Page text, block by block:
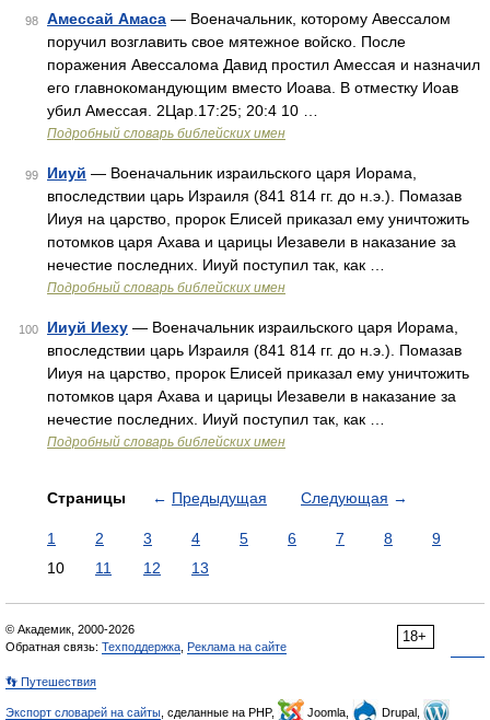
98 Амессай Амаса — Военачальник, которому Авессалом
поручил возглавить свое мятежное войско. После
поражения Авессалома Давид простил Амессая и назначил
его главнокомандующим вместо Иоава. В отместку Иоав
убил Амессая. 2Цар.17:25; 20:4 10 …
Подробный словарь библейских имен
99 Ииуй — Военачальник израильского царя Иорама,
впоследствии царь Израиля (841 814 гг. до н.э.). Помазав
Ииуя на царство, пророк Елисей приказал ему уничтожить
потомков царя Ахава и царицы Иезавели в наказание за
нечестие последних. Ииуй поступил так, как …
Подробный словарь библейских имен
100 Ииуй Иеху — Военачальник израильского царя Иорама,
впоследствии царь Израиля (841 814 гг. до н.э.). Помазав
Ииуя на царство, пророк Елисей приказал ему уничтожить
потомков царя Ахава и царицы Иезавели в наказание за
нечестие последних. Ииуй поступил так, как …
Подробный словарь библейских имен
Страницы ← Предыдущая Следующая →
1 2 3 4 5 6 7 8
9
10
11 12 13
18+
© Академик, 2000-2026
Обратная связь: Техподдержка Реклама на сайте
👣 Путешествия
Экспорт словарей на сайты , сделанные на PHP, Joomla,
Drupal,